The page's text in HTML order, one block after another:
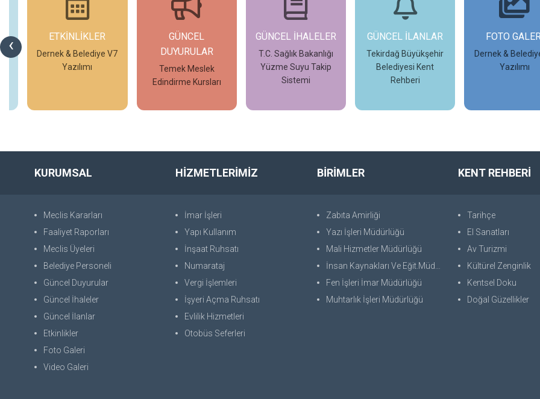
‹ ETKİNLİKLER
Dernek & Belediye V7
Yazılımı
GÜNCEL
DUYURULAR
Temek Meslek
Edindirme Kursları
GÜNCEL İHALELER
T.C. Sağlık Bakanlığı
Yüzme Suyu Takip
Sistemi
GÜNCEL İLANLAR
Tekirdağ Büyükşehir
Belediyesi Kent
Rehberi
FOTO
Dernek &
Yazılımı
KURUMSAL
Meclis Kararları
Faaliyet Raporları
Meclis Üyeleri
Belediye Personeli
Güncel Duyurular
Güncel İhaleler
Güncel İlanlar
Etkinlikler
Foto Galeri
Video Galeri
HİZMETLERİMİZ
İmar İşleri
Yapı Kullanım
İnşaat Ruhsatı
Numarataj
Vergi İşlemleri
İşyeri Açma Ruhsatı
Evlilik Hizmetleri
Otobüs Seferleri
BİRİMLER
Zabıta Amirliği
Yazı İşleri Müdürlüğü
Mali Hizmetler Müdürlüğü
İnsan Kaynakları Ve Eğit.Müdürlüğü
Fen İşleri İmar Müdürlüğü
Muhtarlık İşleri Müdürlüğü
KENT REHBERİ
Tarihçe
El Sanatları
Av Turizmi
Kültürel Zenginlik
Kentsel Doku
Doğal Güzellikler